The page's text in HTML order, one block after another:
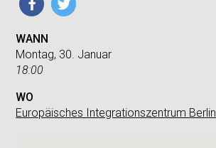
WANN
Montag, 30. Januar
18:00
WO
Europäisches Integrationszentrum Berlin